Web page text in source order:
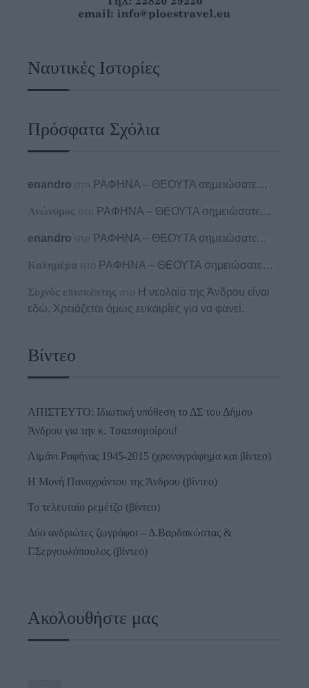
Ναυτικές Ιστορίες
Πρόσφατα Σχόλια
enandro στο ΡΑΦΗΝΑ – ΘΕΟΥΤΑ σημειώσατε…
Ανώνυμος στο ΡΑΦΗΝΑ – ΘΕΟΥΤΑ σημειώσατε…
enandro στο ΡΑΦΗΝΑ – ΘΕΟΥΤΑ σημειώσατε…
Καλημέρα στο ΡΑΦΗΝΑ – ΘΕΟΥΤΑ σημειώσατε…
Συχνός επισκέπτης στο Η νεολαία της Άνδρου είναι
εδώ. Χρειάζεται όμως ευκαιρίες για να φανεί.
Βίντεο
ΑΠΙΣΤΕΥΤΟ: Ιδιωτική υπόθεση το ΔΣ του Δήμου
Άνδρου για την κ. Τσατσομοίρου!
Λιμάνι Ραφήνας 1945-2015 (χρονογράφημα και βίντεο)
Η Μονή Παναχράντου της Άνδρου (βίντεο)
Το τελευταίο ρεμέτζο (βίντεο)
Δύο ανδριώτες ζωγράφοι – Δ.Βαρδακώστας &
Γ.Σεργουλόπουλος (βίντεο)
Ακολουθήστε μας